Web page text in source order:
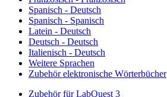
Spanisch - Deutsch
Spanisch - Spanisch
Latein - Deutsch
Deutsch - Deutsch
Italienisch - Deutsch
Weitere Sprachen
Zubehör elektronische Wörterbücher
Zubehör für LabQuest 3